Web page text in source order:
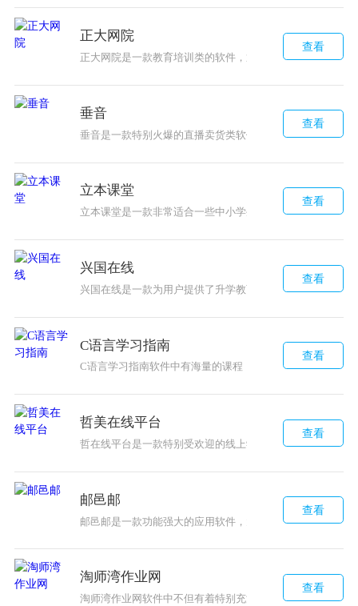
正大网院
正大网院是一款教育培训类的软件，通过软件用户可以学
查看
垂音
垂音是一款特别火爆的直播卖货类软件，平台提供的各种
查看
立本课堂
立本课堂是一款非常适合一些中小学生们来使用的线上教
查看
兴国在线
兴国在线是一款为用户提供了升学教育的教学类手机软件
查看
C语言学习指南
C语言学习指南软件中有海量的课程，能随时的进行学习，
查看
哲美在线平台
哲在线平台是一款特别受欢迎的线上学习类软件，平台拥
查看
邮邑邮
邮邑邮是一款功能强大的应用软件，大家不用出门就可以
查看
淘师湾作业网
淘师湾作业网软件中不但有着特别充沛的课程资源，为大
查看